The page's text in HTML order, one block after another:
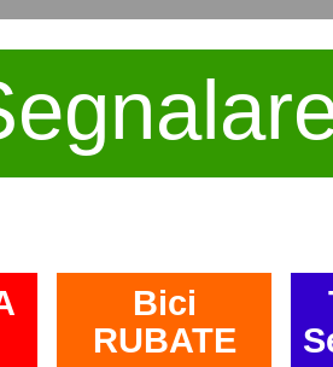
Bici
RUBATE